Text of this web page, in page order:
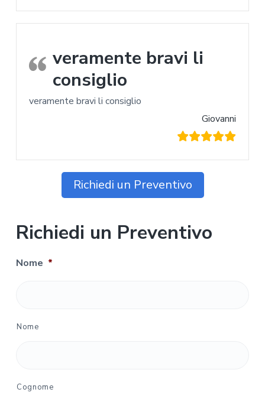
veramente bravi li
consiglio
veramente bravi li consiglio
Giovanni
Richiedi un Preventivo
Richiedi un Preventivo
Nome *
Nome
Cognome